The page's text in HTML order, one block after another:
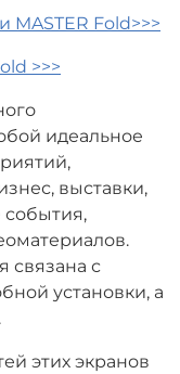
Fold>>>
>>>
идеальное
выставки,
связана с
установки, а
этих экранов